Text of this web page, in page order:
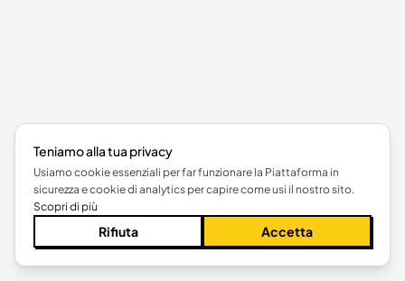
Teniamo alla tua privacy
Usiamo cookie essenziali per far funzionare la Piattaforma in
sicurezza e cookie di analytics per capire come usi il nostro sito.
Scopri di più
Rifiuta Accetta